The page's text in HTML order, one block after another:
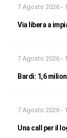
7 Agosto 2026 -
Via libera a
7 Agosto 2026 -
Bardi: 1,6
7 Agosto 2026 -
Una call per il